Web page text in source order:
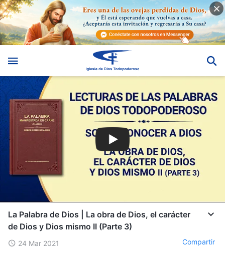
La Palabra de Dios | La obra de Dios, el carácter
de Dios y Dios mismo II (Parte 3)
24 Mar 2021 Compartir